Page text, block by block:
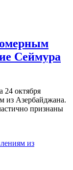
Сеймура
24 октября
из Азербайджана.
признаны